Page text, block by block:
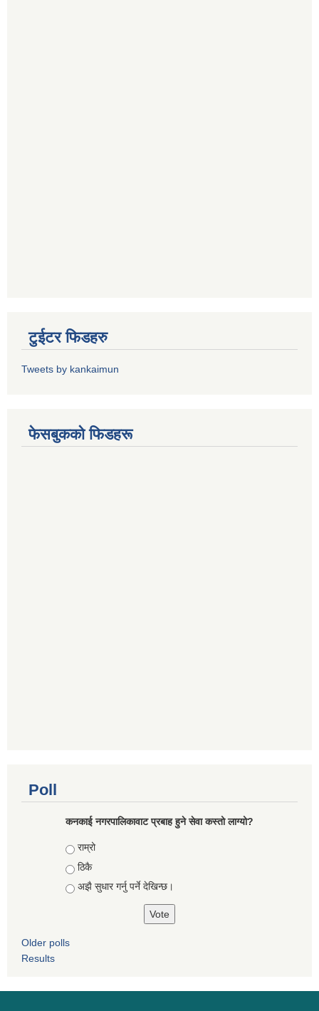
टुईटर फिडहरु
Tweets by kankaimun
फेसबुकको फिडहरू
Poll
कनकाई नगरपालिकावाट प्रबाह हुने सेवा कस्तो लाग्यो?
Choices
राम्रो
ठिकै
अझै सुधार गर्नु पर्ने देखिन्छ।
Older polls
Results